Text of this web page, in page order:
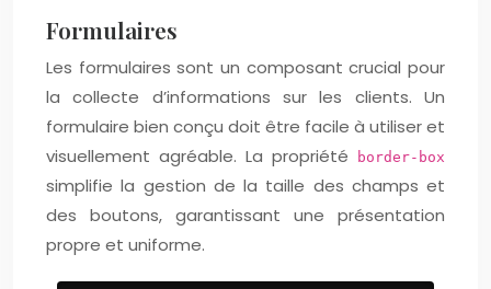
Formulaires
Les formulaires sont un composant crucial pour
la collecte d’informations sur les clients. Un
formulaire bien conçu doit être facile à utiliser et
visuellement agréable. La propriété
border-box
simplifie la gestion de la taille des champs et
des boutons, garantissant une présentation
propre et uniforme.